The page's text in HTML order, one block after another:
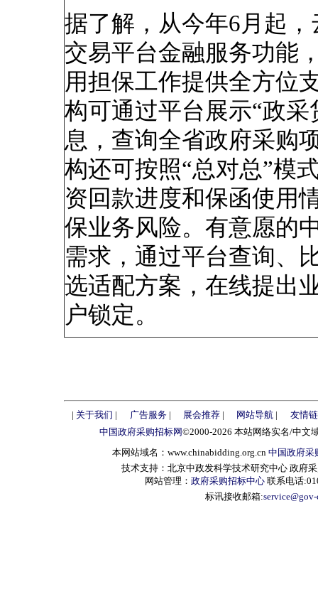
据了解，从今年6月起
交易平台金融服务功能
用担保工作提供全方位
构可通过平台展示“政
息，查询全省政府采购
构还可按照“总对总”模
资回款进度和保函使用
保业务风险。有意愿的
需求，通过平台查询、
选适配方案，在线提出
户锁定。
| 关于我们 | 广告服务| 展会推荐| 网站导航 |
友情
中国政府采购招标网©2000-2026 本站网络实名/中文
本网站域名：www.chinabidding.org.cn 中国政府采
技术支持：北京中政发科学技术研究中心 政府
网站管理： 政府采购招标中心 联系电话
标讯接收邮箱: